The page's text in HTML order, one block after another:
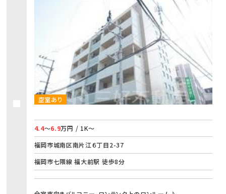
空室あり
4.4～6.9万円 / 1K～
福岡市城南区南片江６丁目2-37
福岡市七隈線 福大前駅 徒歩8分